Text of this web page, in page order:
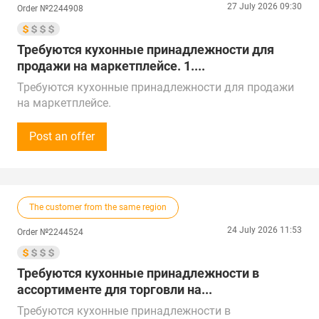
Казахстану, Беларуси, Турции, ОАЭ и Китаю.
Город поставки – Екатеринбург
Order №2244908 27 July 2026 09:30
Требуются кухонные принадлежности для
продажи на маркетплейсе. 1....
Требуются кухонные принадлежности для продажи
на маркетплейсе.
крышек, ножей и т.д.).
2. Доски разделочные деревянные, размеры от
Москвы.
Предложения рассмотрим по близлежащим
регионам России, Казахстану и Китаю.
Post an offer
The customer from the same region
Order №2244524 24 July 2026 11:53
Требуются кухонные принадлежности в
ассортименте для торговли на...
Требуются кухонные принадлежности в